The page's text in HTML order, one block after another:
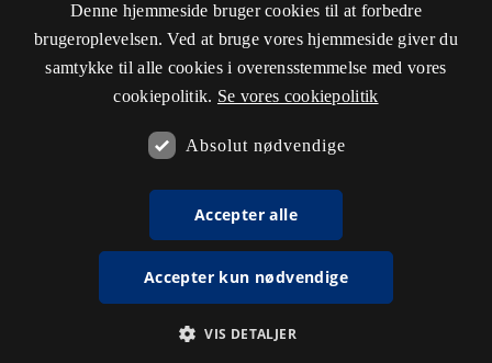
Denne hjemmeside bruger cookies til at forbedre
brugeroplevelsen. Ved at bruge vores hjemmeside giver du
samtykke til alle cookies i overensstemmelse med vores
cookiepolitik. Se vores cookiepolitik
Absolut nødvendige
Accepter alle
Accepter kun nødvendige
VIS DETALJER